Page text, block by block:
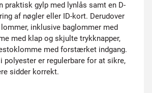
praktisk gylp med lynlås samt en D-
af nøgler eller ID-kort. Derudover
inklusive baglommer med
med klap og skjulte trykknapper,
med forstærket indgang.
polyester er regulerbare for at sikre,
sidder korrekt.